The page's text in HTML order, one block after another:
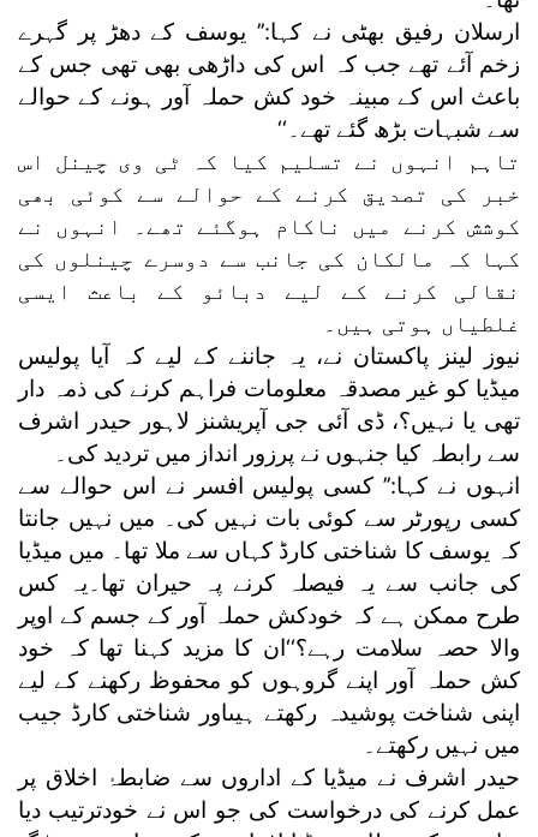
ارسلان رفیق بھٹی نے کہا:’’ یوسف کے دھڑ پر گہرے
زخم آئے تھے جب کہ اس کی داڑھی بھی تھی جس کے
باعث اس کے مبینہ خود کش حملہ آور ہونے کے حوالے
سے شبہات بڑھ گئے تھے۔‘‘
تاہم انہوں نے تسلیم کیا کہ ٹی وی چینل اس
خبر کی تصدیق کرنے کے حوالے سے کوئی بھی
کوشش کرنے میں ناکام ہوگئے تھے۔ انہوں نے
کہا کہ مالکان کی جانب سے دوسرے چینلوں کی
نقالی کرنے کے لیے دبائو کے باعث ایسی
غلطیاں ہوتی ہیں۔
نیوز لینز پاکستان نے، یہ جاننے کے لیے کہ آیا پولیس
میڈیا کو غیر مصدقہ معلومات فراہم کرنے کی ذمہ دار
تھی یا نہیں؟، ڈی آئی جی آپریشنز لاہور حیدر اشرف
سے رابطہ کیا جنہوں نے پرزور انداز میں تردید کی۔
انہوں نے کہا:’’ کسی پولیس افسر نے اس حوالے سے
کسی رپورٹر سے کوئی بات نہیں کی۔ میں نہیں جانتا
کہ یوسف کا شناختی کارڈ کہاں سے ملا تھا۔ میں میڈیا
کی جانب سے یہ فیصلہ کرنے پہ حیران تھا۔یہ کس
طرح ممکن ہے کہ خودکش حملہ آور کے جسم کے اوپر
والا حصہ سلامت رہے؟‘‘ان کا مزید کہنا تھا کہ خود
کش حملہ آور اپنے گروہوں کو محفوظ رکھنے کے لیے
اپنی شناخت پوشیدہ رکھتے ہیںاور شناختی کارڈ جیب
میں نہیں رکھتے۔
حیدر اشرف نے میڈیا کے اداروں سے ضابطۂ اخلاق پر
عمل کرنے کی درخواست کی جو اس نے خودترتیب دیا